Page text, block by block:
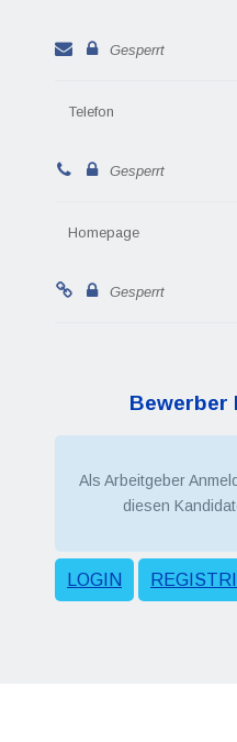
Gesperrt
Telefon
Gesperrt
Homepage
Gesperrt
Bewerber
Als Arbeitgeber
diesen
LOGIN